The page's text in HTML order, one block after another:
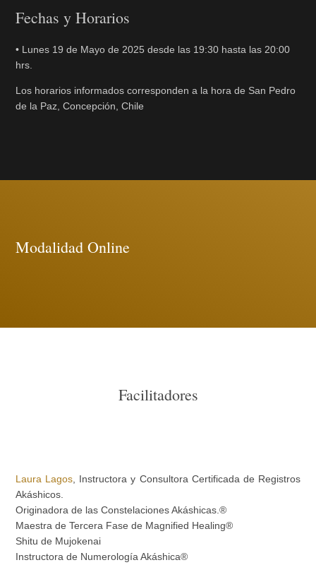
Fechas y Horarios
• Lunes 19 de Mayo de 2025 desde las 19:30 hasta las 20:00
hrs.
Los horarios informados corresponden a la hora de San Pedro
de la Paz, Concepción, Chile
Modalidad Online
Facilitadores
Laura Lagos , Instructora y Consultora Certificada de Registros
Akáshicos.
Originadora de las Constelaciones Akáshicas.®
Maestra de Tercera Fase de Magnified Healing®
Shitu de Mujokenai
Instructora de Numerología Akáshica®